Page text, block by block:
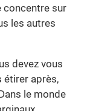
concentre sur
les autres
devez vous
étirer après,
le monde